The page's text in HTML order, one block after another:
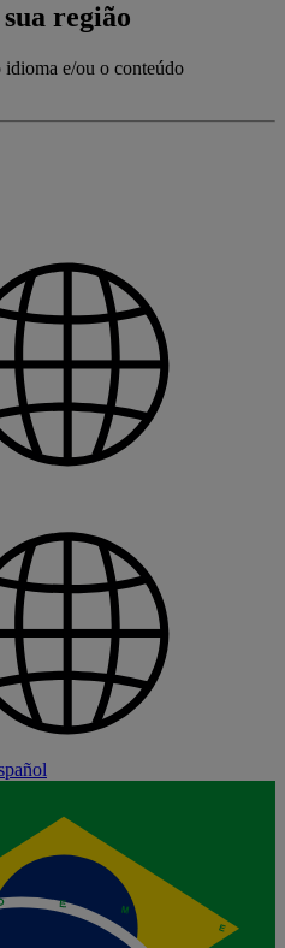
região
idioma e/ou o conteúdo